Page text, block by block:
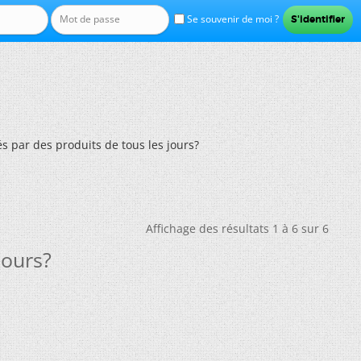
Se souvenir de moi ?
par des produits de tous les jours?
Affichage des résultats 1 à 6 sur 6